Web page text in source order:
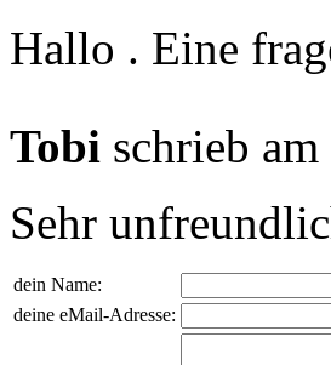
Hallo . Eine
Tobi schrieb am
Sehr
dein Name:
deine eMail-Adresse: